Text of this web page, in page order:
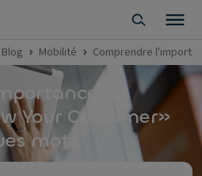
Blog Mobilité Comprendre
du
Your Customer»
mots